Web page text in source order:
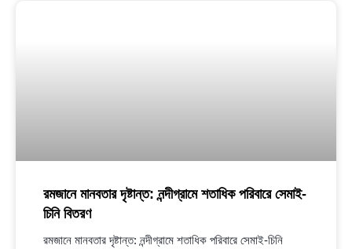
রমজানে মানবতার দৃষ্টান্ত: নন্দীগ্রামে শতাধিক পরিবারে সেমাই-
চিনি বিতরণ
রমজানে মানবতার দৃষ্টান্ত: নন্দীগ্রামে শতাধিক পরিবারে সেমাই-চিনি